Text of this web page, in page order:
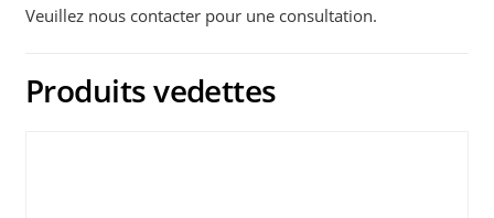
Veuillez nous contacter pour une consultation.
Produits vedettes